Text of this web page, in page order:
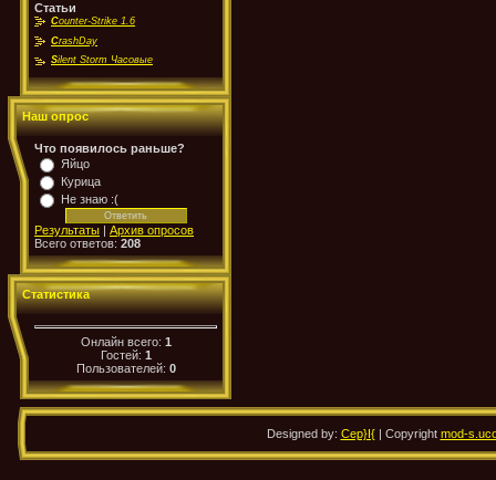
Статьи
Counter-Strike 1.6
CrashDay
Silent Storm Часовые
Наш опрос
Что появилось раньше?
Яйцо
Курица
Не знаю :(
Результаты | Архив опросов
Всего ответов: 208
Статистика
Онлайн всего: 1
Гостей: 1
Пользователей: 0
Designed by: Cep}I{| Copyright mod-